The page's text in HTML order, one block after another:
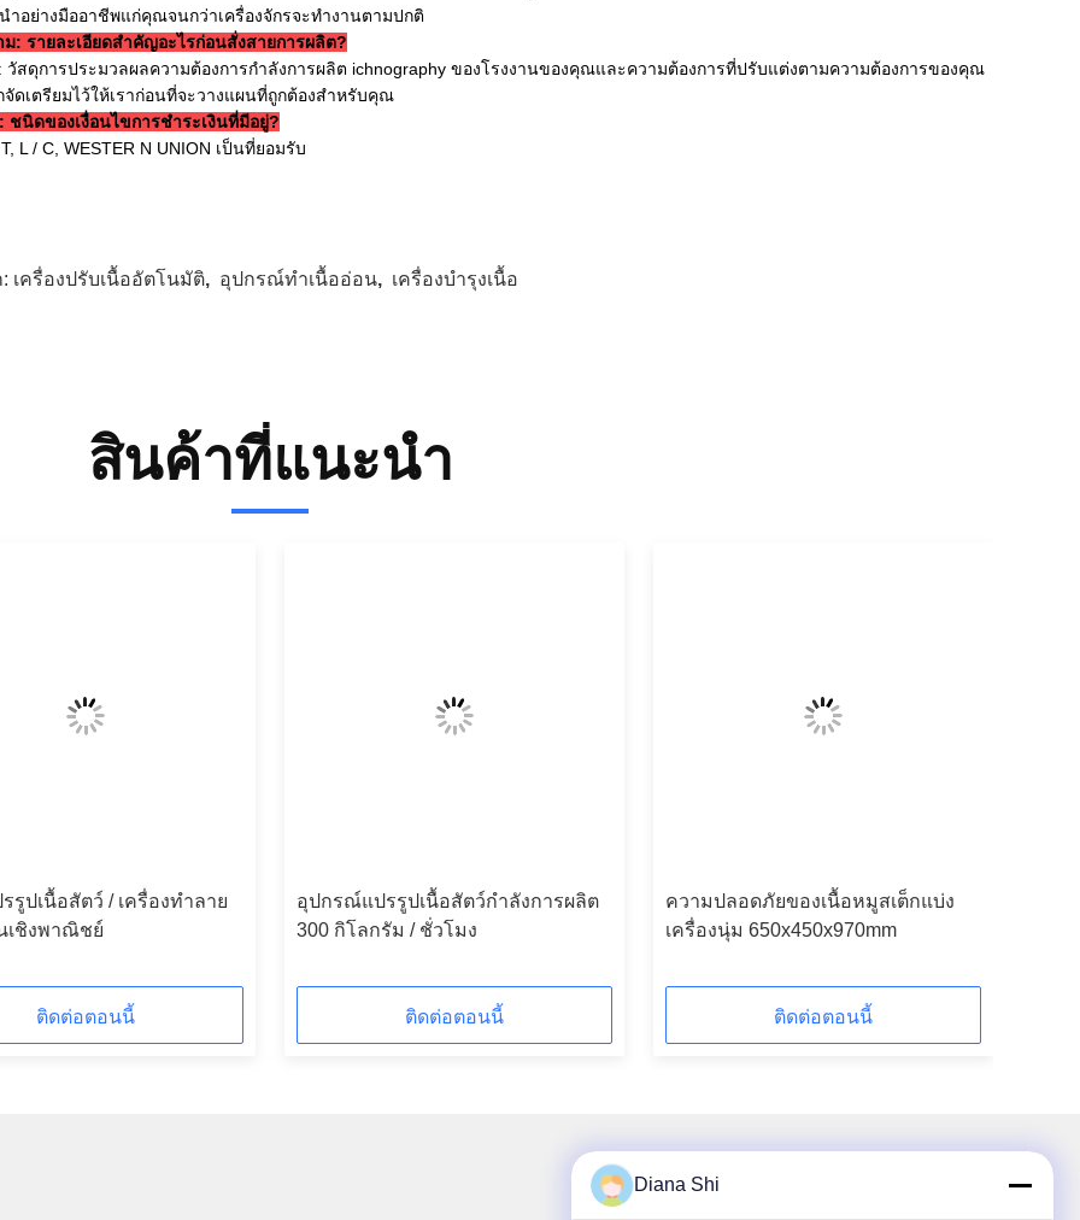
ำอย่างมืออาชีพแก่คุณจนกว่าเครื่องจักรจะทำงานตามปกติ
ม: รายละเอียดสำคัญอะไรก่อนสั่งสายการผลิต?
วัสดุการประมวลผลความต้องการกำลังการผลิต ichnography ของโรงงานของคุณและความต้องการที่ปรับแต่งตามความต้องการของคุณ
จัดเตรียมไว้ให้เราก่อนที่จะวางแผนที่ถูกต้องสำหรับคุณ
ชนิดของเงื่อนไขการชำระเงินที่มีอยู่?
L / C, WESTER N UNION เป็นที่ยอมรับ
เครื่องปรับเนื้ออัตโนมัติ, อุปกรณ์ทําเนื้ออ่อน, เครื่องบํารุงเนื้อ
สินค้าที่แนะนํา
รูปเนื้อสัตว์ / เครื่องทำลาย
เชิงพาณิชย์
ติดต่อตอนนี้
อุปกรณ์แปรรูปเนื้อสัตว์กำลังการผลิต
300 กิโลกรัม / ชั่วโมง
ติดต่อตอนนี้
ความปลอดภัยของเนื้อหมูสเต็กแบ่ง
เครื่องนุ่ม 650x450x970mm
ติดต่อตอนนี้
Diana Shi